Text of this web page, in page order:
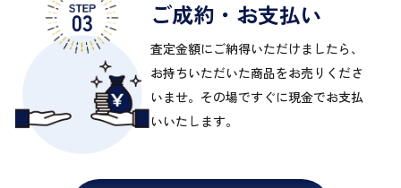
ご成約・お支払い
査定金額にご納得いただけましたら、
お持ちいただいた商品をお売りくださ
いませ。その場ですぐに現金でお支払
いいたします。